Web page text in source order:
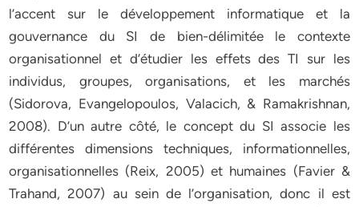
l’accent sur le développement informatique et la
gouvernance du SI de bien-délimitée le contexte
organisationnel et d’étudier les effets des TI sur les
individus, groupes, organisations, et les marchés
(Sidorova, Evangelopoulos, Valacich, & Ramakrishnan,
2008). D’un autre côté, le concept du SI associe les
différentes dimensions techniques, informationnelles,
organisationnelles (Reix, 2005) et humaines (Favier &
Trahand, 2007) au sein de l’organisation, donc il est